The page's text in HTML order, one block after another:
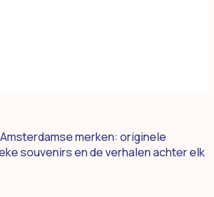
merken: originele
souvenirs en de verhalen achter elk